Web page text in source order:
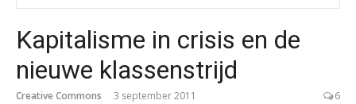
Kapitalisme in crisis en de
nieuwe klassenstrijd
Creative Commons 3 september 2011 6